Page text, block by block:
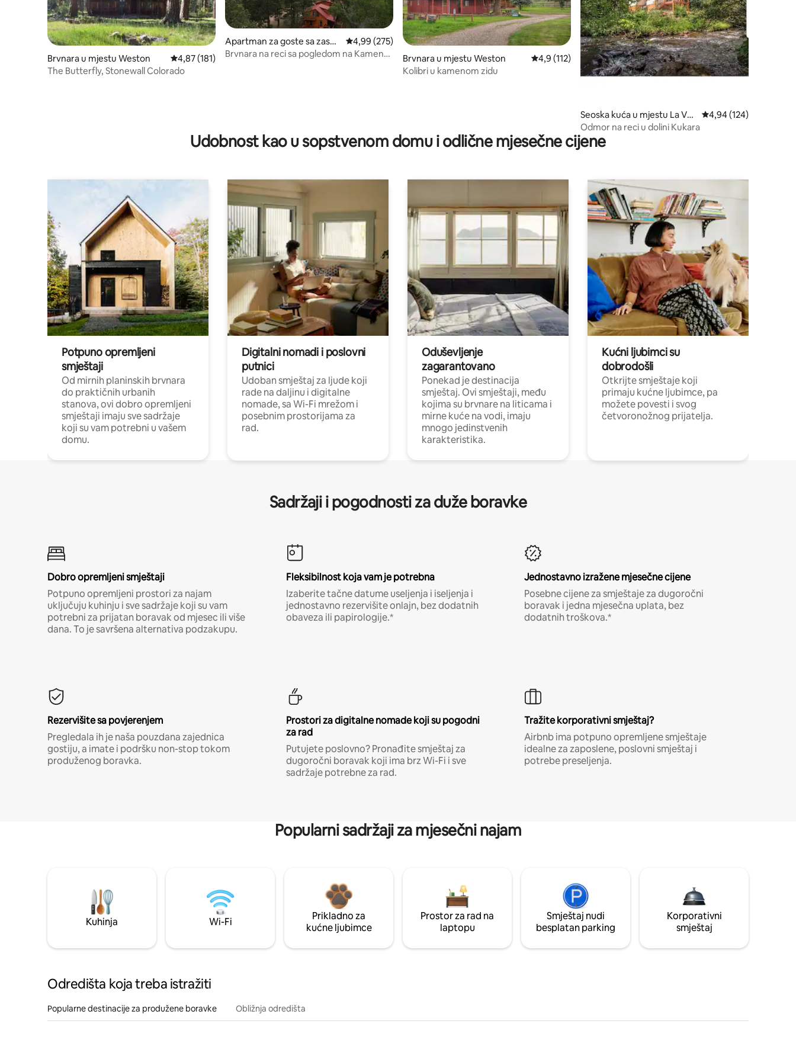
Brvnara u mjestu Weston prosječna ocjena 4,87 od 5, recenzija: 181
4,87 (181)
The Butterfly, Stonewall Colorado
Apartman za goste sa zaseb
nim ulazom u mjestu Westo
prosječna ocjena 4,99 od 5, recenzija: 275
4,99 (275)
Brvnara na reci sa pogledom na Kamenu
Brvnara u mjestu Weston prosječna ocjena 4,9 od 5, recenzija: 112
4,9 (112)
Kolibri u kamenom zidu
Seoska kuća u mjestu La Vet
a
prosječna ocjena 4,94
4,94 (124)
Odmor na reci u dolini Kukara
Udobnost kao u sopstvenom domu i odlične mjesečne cijene
Potpuno opremljeni
smještaji
Od mirnih planinskih brvnara
do praktičnih urbanih
stanova, ovi dobro opremljeni
smještaji imaju sve sadržaje
koji su vam potrebni u vašem
domu.
Digitalni nomadi i poslovni
putnici
Udoban smještaj za ljude koji
rade na daljinu i digitalne
nomade, sa Wi-Fi mrežom i
posebnim prostorijama za
rad.
Oduševljenje
zagarantovano
Ponekad je destinacija
smještaj. Ovi smještaji, među
kojima su brvnare na liticama i
mirne kuće na vodi, imaju
mnogo jedinstvenih
karakteristika.
Kućni ljubimci su
dobrodošli
Otkrijte smještaje koji
primaju kućne ljubimce, pa
možete povesti i svog
četvoronožnog prijatelja.
Sadržaji i pogodnosti za duže boravke
Dobro opremljeni smještaji
Potpuno opremljeni prostori za najam
uključuju kuhinju i sve sadržaje koji su vam
potrebni za prijatan boravak od mjesec ili više
dana. To je savršena alternativa podzakupu.
Fleksibilnost koja vam je potrebna
Izaberite tačne datume useljenja i iseljenja i
jednostavno rezervišite onlajn, bez dodatnih
obaveza ili papirologije.*
Jednostavno izražene mjesečne cijene
Posebne cijene za smještaje za dugoročni
boravak i jedna mjesečna uplata, bez
dodatnih troškova.*
Rezervišite sa povjerenjem
Pregledala ih je naša pouzdana zajednica
gostiju, a imate i podršku non-stop tokom
produženog boravka.
Prostori za digitalne nomade koji su pogodni
za rad
Putujete poslovno? Pronađite smještaj za
dugoročni boravak koji ima brz Wi-Fi i sve
sadržaje potrebne za rad.
Tražite korporativni smještaj?
Airbnb ima potpuno opremljene smještaje
idealne za zaposlene, poslovni smještaj i
potrebe preseljenja.
Popularni sadržaji za mjesečni najam
Kuhinja Wi-Fi
Prikladno za
kućne ljubimce
Prostor za rad na
laptopu
Smještaj nudi
besplatan parking
Korporativni
smještaj
Odredišta koja treba istražiti
Popularne destinacije za produžene boravke Obližnja odredišta